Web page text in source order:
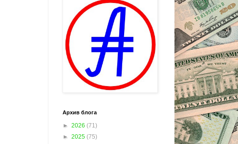
Архив блога
► 2026 (71)
► 2025 (75)